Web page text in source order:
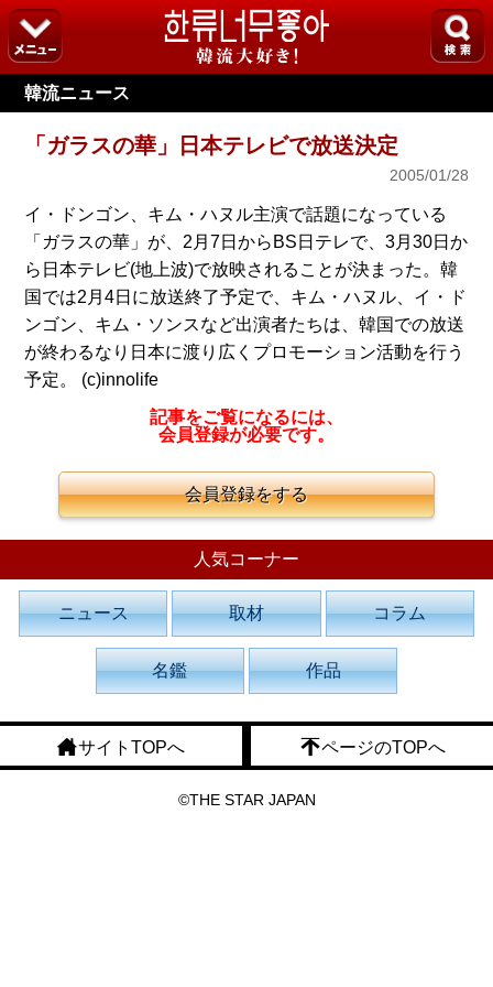
韓流ニュース
「ガラスの華」日本テレビで放送決定
2005/01/28
イ・ドンゴン、キム・ハヌル主演で話題になっている
「ガラスの華」が、2月7日からBS日テレで、3月30日か
ら日本テレビ(地上波)で放映されることが決まった。韓
国では2月4日に放送終了予定で、キム・ハヌル、イ・ド
ンゴン、キム・ソンスなど出演者たちは、韓国での放送
が終わるなり日本に渡り広くプロモーション活動を行う
予定。 (c)innolife
記事をご覧になるには、
会員登録が必要です。
会員登録をする
人気コーナー
ニュース 取材 コラム
名鑑 作品
サイトTOPへ ページのTOPへ
©THE STAR JAPAN